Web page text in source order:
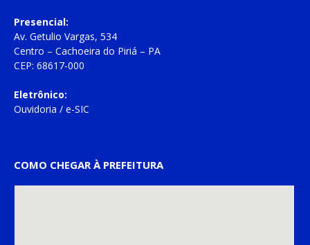
Presencial:
Av. Getulio Vargas, 534
Centro – Cachoeira do Piriá – PA
CEP: 68617-000
Eletrônico:
Ouvidoria / e-SIC
COMO CHEGAR À PREFEITURA